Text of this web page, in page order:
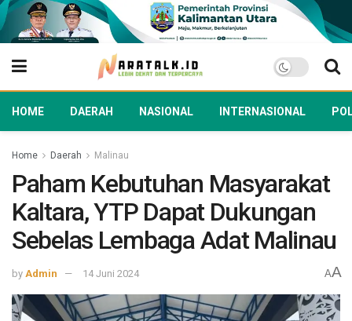
HOME DAERAH NASIONAL INTERNASIONAL
Home Daerah Malinau
Paham Kebutuhan Masyarakat
Kaltara, YTP Dapat Dukungan
Sebelas Lembaga Adat Malinau
by Admin 14 Juni 2024 AA